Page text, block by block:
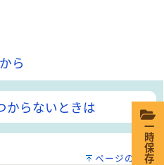
ら
からないときは
ページの先頭へ
一時保存